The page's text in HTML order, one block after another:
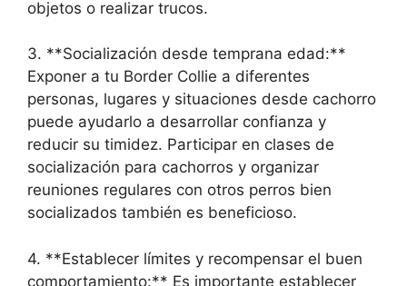
objetos o realizar trucos.
3. **Socialización desde temprana edad:**
Exponer a tu Border Collie a diferentes
personas, lugares y situaciones desde cachorro
puede ayudarlo a desarrollar confianza y
reducir su timidez. Participar en clases de
socialización para cachorros y organizar
reuniones regulares con otros perros bien
socializados también es beneficioso.
4. **Establecer límites y recompensar el buen
comportamiento:** Es importante establecer